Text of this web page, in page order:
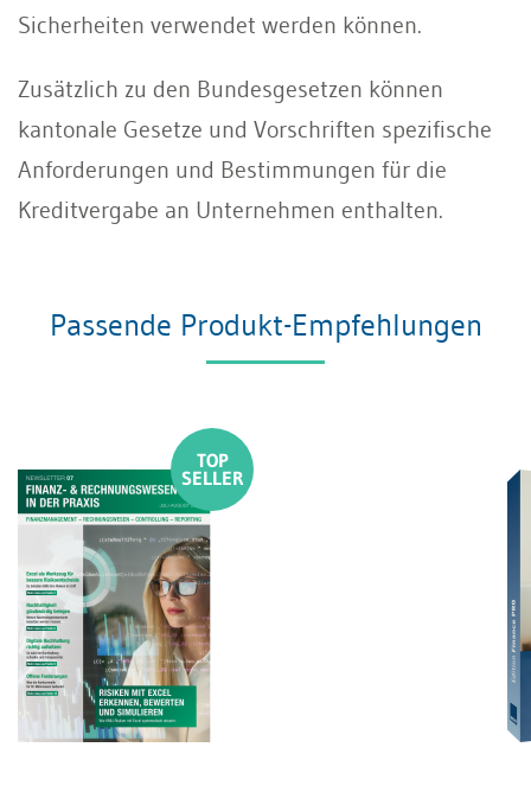
Sicherheiten verwendet werden können.
Zusätzlich zu den Bundesgesetzen können
kantonale Gesetze und Vorschriften spezifische
Anforderungen und Bestimmungen für die
Kreditvergabe an Unternehmen enthalten.
Passende Produkt-Empfehlungen